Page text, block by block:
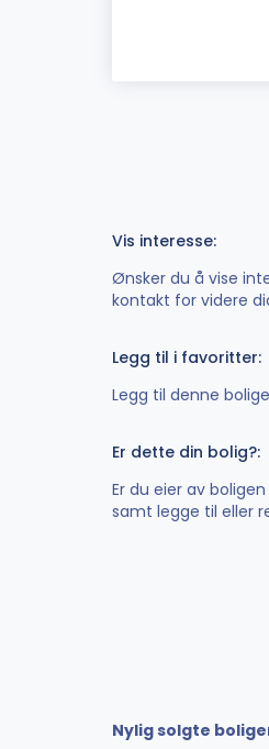
Vis interesse:
Ønsker du å vise
kontakt for videre
Legg til i favoritter:
Legg til denne
Er dette din bolig?:
Er du eier av
samt legge til eller
Nylig solgte